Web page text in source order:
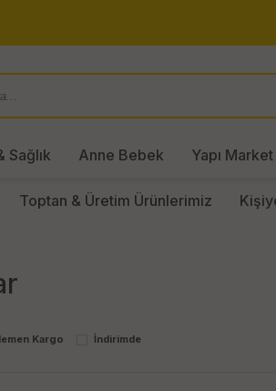
Sağlık Anne Bebek Yapı
Toptan & Üretim Ürünlerimiz
Kargo İndirimde